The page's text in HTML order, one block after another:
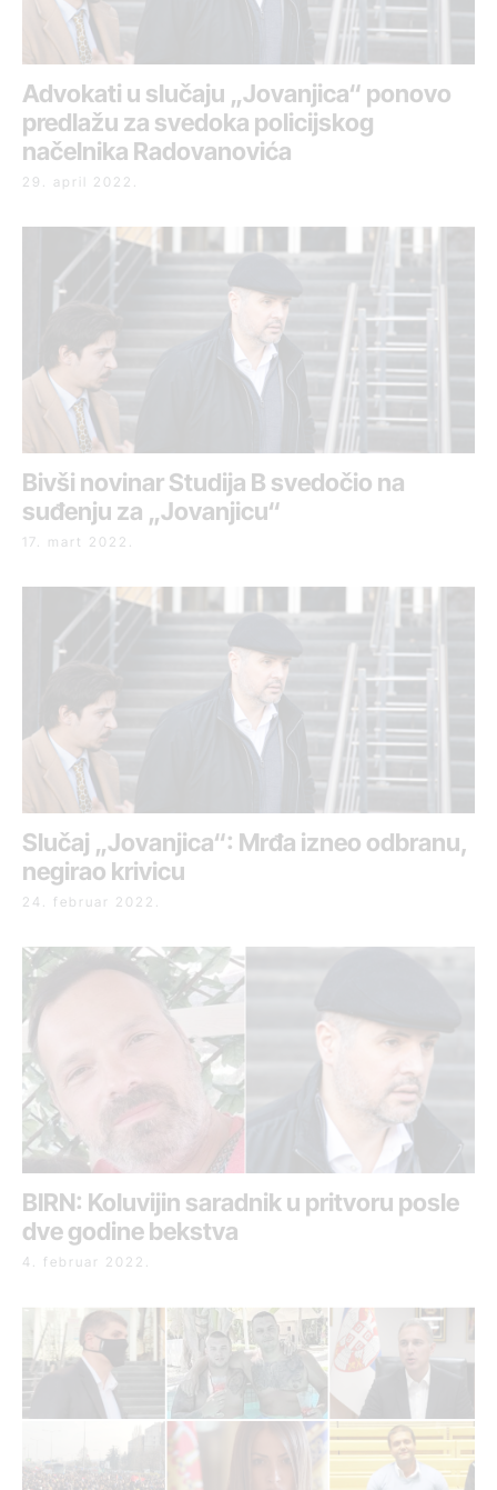
Advokati u slučaju „Jovanjica“ ponovo
predlažu za svedoka policijskog
načelnika Radovanovića
29. april 2022.
Bivši novinar Studija B svedočio na
suđenju za „Jovanjicu“
17. mart 2022.
Slučaj „Jovanjica“: Mrđa izneo odbranu,
negirao krivicu
24. februar 2022.
BIRN: Koluvijin saradnik u pritvoru posle
dve godine bekstva
4. februar 2022.